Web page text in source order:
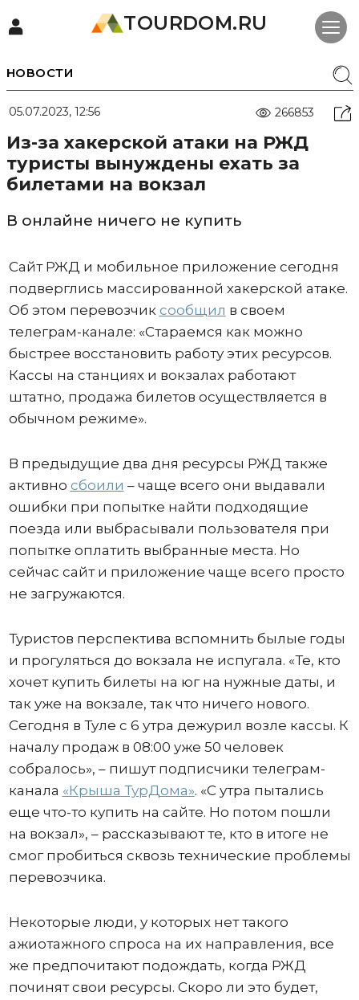
TOURDOM.RU
НОВОСТИ
05.07.2023, 12:56 266853
Из-за хакерской атаки на РЖД
туристы вынуждены ехать за
билетами на вокзал
В онлайне ничего не купить
Сайт РЖД и мобильное приложение сегодня
подверглись массированной хакерской атаке.
Об этом перевозчик сообщил в своем
телеграм-канале: «Стараемся как можно
быстрее восстановить работу этих ресурсов.
Кассы на станциях и вокзалах работают
штатно, продажа билетов осуществляется в
обычном режиме».
В предыдущие два дня ресурсы РЖД также
активно сбоили – чаще всего они выдавали
ошибки при попытке найти подходящие
поезда или выбрасывали пользователя при
попытке оплатить выбранные места. Но
сейчас сайт и приложение чаще всего просто
не загружаются.
Туристов перспектива вспомнить былые годы
и прогуляться до вокзала не испугала. «Те, кто
хочет купить билеты на юг на нужные даты, и
так уже на вокзале, так что ничего нового.
Сегодня в Туле с 6 утра дежурил возле кассы. К
началу продаж в 08:00 уже 50 человек
собралось», – пишут подписчики телеграм-
канала «Крыша ТурДома». «С утра пытались
еще что-то купить на сайте. Но потом пошли
на вокзал», – рассказывают те, кто в итоге не
смог пробиться сквозь технические проблемы
перевозчика.
Некоторые люди, у которых нет такого
ажиотажного спроса на их направления, все
же предпочитают подождать, когда РЖД
починят свои ресурсы. Скоро ли это будет,